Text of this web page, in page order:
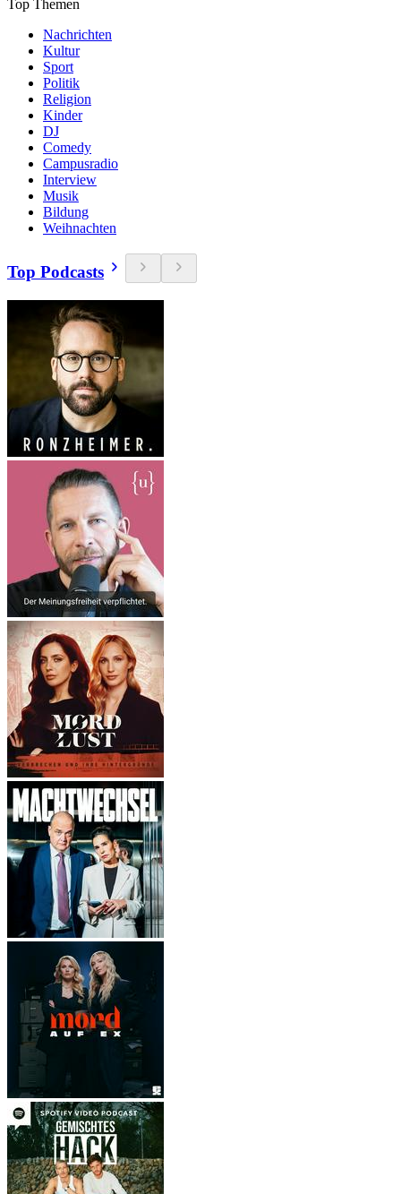
Top Themen
Nachrichten
Kultur
Sport
Politik
Religion
Kinder
DJ
Comedy
Campusradio
Interview
Musik
Bildung
Weihnachten
Top Podcasts